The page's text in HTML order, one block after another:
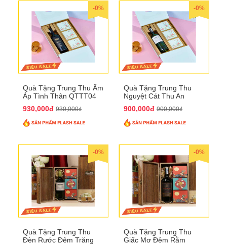
-0%
Quà Tặng Trung Thu Ấm
Áp Tình Thân QTTT04
930,000đ 930,000₫
-0%
Quà Tặng Trung Thu
Nguyệt Cát Thu An
900,000đ 900,000₫
-0%
Quà Tặng Trung Thu
Đèn Rước Đêm Trăng
-0%
Quà Tặng Trung Thu
Giấc Mơ Đêm Rằm